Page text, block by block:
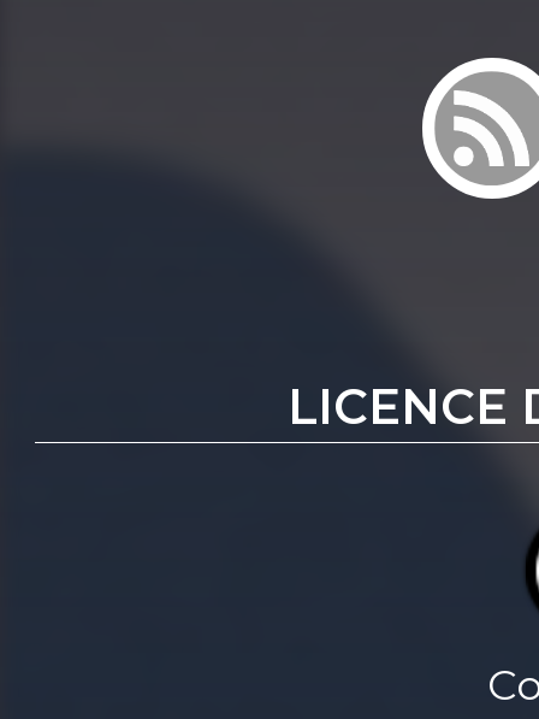
LICENCE